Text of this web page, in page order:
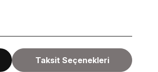
Taksit Seçenekleri